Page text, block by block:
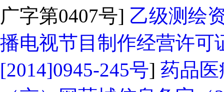
广字第0407号] 乙级测绘
播电视节目制作经营许可
[2014]0945-245号] 药品